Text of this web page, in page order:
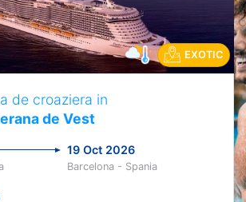
EXOTIC
de croaziera in
de Vest
19 Oct 2026
Barcelona - Spania